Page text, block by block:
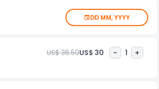
、この蝋人形館はセレブとの遭遇、インタラクテ
ー・オーランドのチケットを今すぐ予約して、オ
DD MM, YYYY
US$ 36.50US$ 30 - 1 +